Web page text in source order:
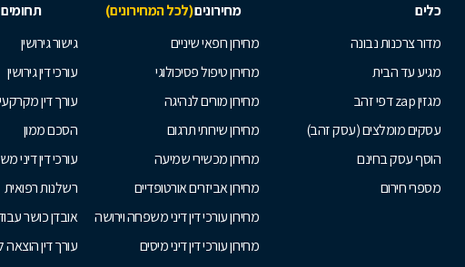
כלים מחירונים(לכל המחירונים) תחומים
מדור צרכנות נבונה
מגיע עד הבית
מגזין zap דפי זהב
עסקים מומלצים (עסק זהב)
הוסף עסק בחינם
מספרי חירום
מחירון רופאי שיניים
מחירון טיפול פסיכולוגי
מחירון מורים לנהיגה
מחירון שירותי תרגום
מחירון מכשירי שמיעה
מחירון אביזרים אורטופדיים
מחירון עורכי דין דיני משפחה וירושה
מחירון עורכי דין דיני מיסים
גישור גירושין
עורכי דין גירושין
עורך דין
הסכם ממון
עורכי דין דיני
רשלנות רפואית
אובדן כושר
עורך דין הוצאה